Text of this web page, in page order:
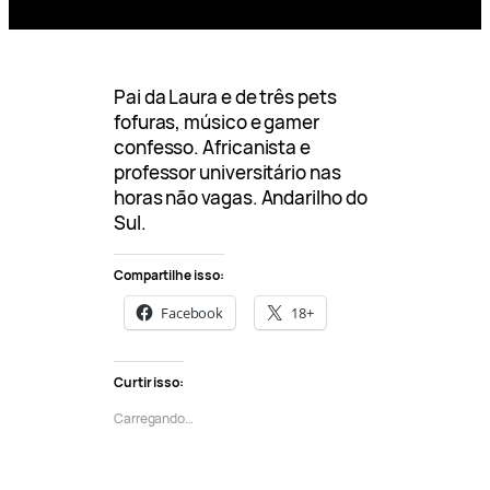
Pai da Laura e de três pets
fofuras, músico e gamer
confesso. Africanista e
professor universitário nas
horas não vagas. Andarilho do
Sul.
Compartilhe isso:
Facebook 18+
Curtir isso:
Carregando…